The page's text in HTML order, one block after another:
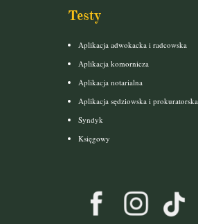
Testy
Aplikacja adwokacka i radcowska
Aplikacja komornicza
Aplikacja notarialna
Aplikacja sędziowska i prokuratorska
Syndyk
Księgowy